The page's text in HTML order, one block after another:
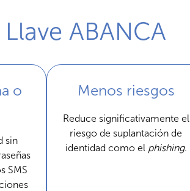
ABANCA
o
sin
SMS
Menos riesgos
Reduce significativamente el
riesgo de suplantación de
identidad como el phishing.